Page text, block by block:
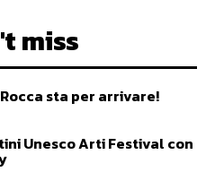
miss
sta per arrivare!
Unesco Arti Festival con